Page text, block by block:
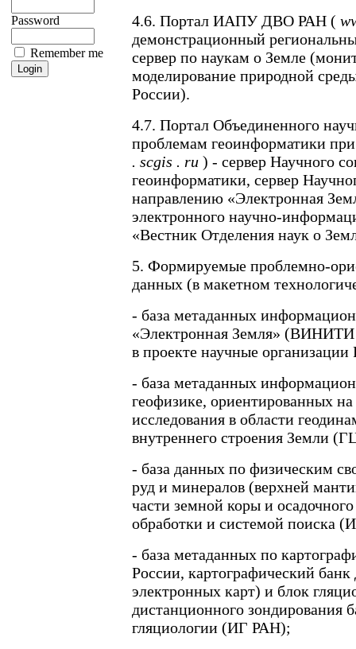
Password
Remember me
4.6. Портал ИАПУ ДВО РАН (
демонстрационный
сервер по наукам о Земле
моделирование природной
России).
4.7. Портал Объединенного
проблемам геоинформатики
. scgis . ru ) - сервер Научного
геоинформатики, сервер
направлению «Электронная
электронного научно-
«Вестник Отделения наук о
5. Формируемые проблемно-
данных (в макетном
- база метаданных
«Электронная Земля»
в проекте научные
- база метаданных
геофизике, ориентированных
исследования в области
внутреннего строения Земли
- база данных по физическим
руд и минералов (верхней
части земной коры и
обработки и системой поиска
- база метаданных по
России, картографический
электронных карт) и блок
дистанционного зондирования
гляциологии (ИГ РАН);